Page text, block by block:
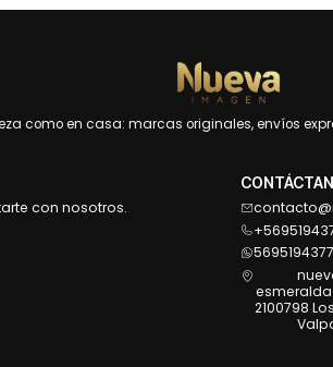
como en casa: marcas originales, envíos
con nosotros.
esmeralda
2100798